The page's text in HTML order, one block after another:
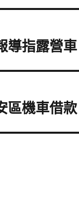
導指露營車
區機車借款